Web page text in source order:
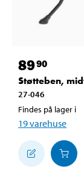
8990
Støtteben,
27-046
Findes på lager i
19varehuse